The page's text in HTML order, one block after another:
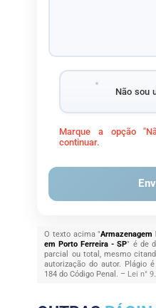
Não sou
Marque a opção
continuar.
O texto acima "Armazenagem
em Porto Ferreira - SP" é de
parcial ou total, mesmo
autorização do autor. Plágio
184 do Código Penal. – Lei n°